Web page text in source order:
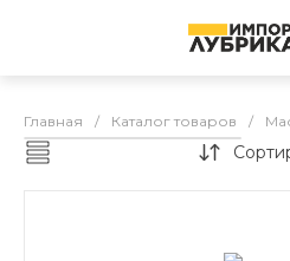
Главная / Каталог товаров /
Каталог товаров